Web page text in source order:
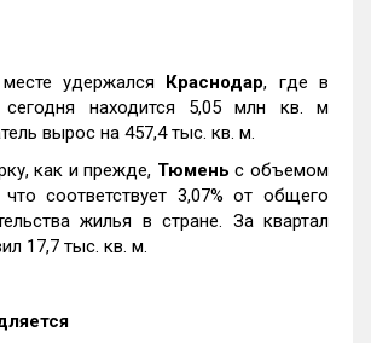
удержался Краснодар, где в
сегодня находится 5,05 млн кв. м
вырос на 457,4 тыс. кв. м.
как и прежде, Тюмень с объемом
соответствует 3,07% от общего
жилья в стране. За квартал
17,7 тыс. кв. м.